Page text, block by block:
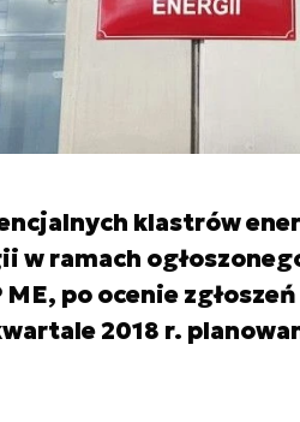
klastrów
w ramach
po ocenie
2018 r.